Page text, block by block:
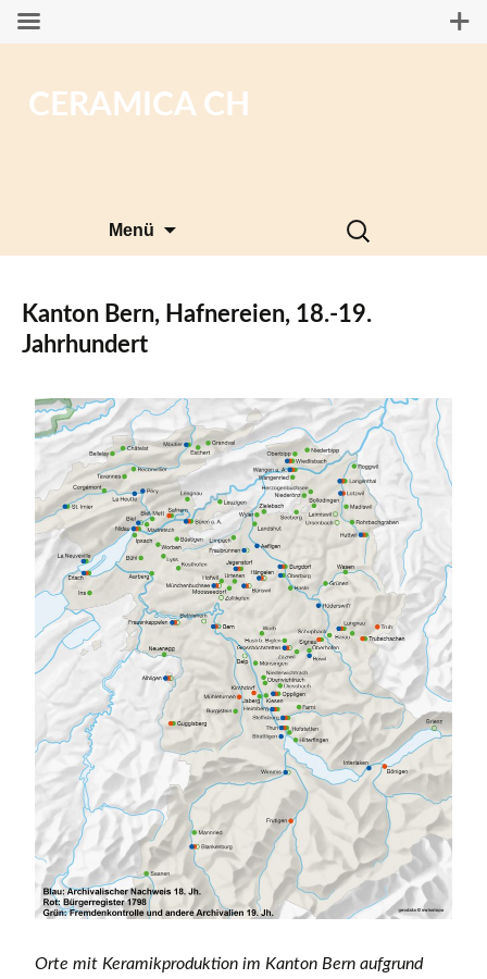
CERAMICA CH
Menü
Suchen
nach:
Kanton Bern, Hafnereien, 18.-19.
Jahrhundert
Orte mit Keramikproduktion im Kanton Bern aufgrund